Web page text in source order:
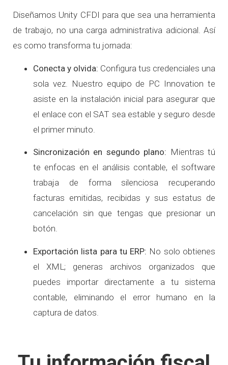
Diseñamos Unity CFDI para que sea una herramienta
de trabajo, no una carga administrativa adicional. Así
es como transforma tu jornada:
Conecta y olvida: Configura tus credenciales una
sola vez. Nuestro equipo de PC Innovation te
asiste en la instalación inicial para asegurar que
el enlace con el SAT sea estable y seguro desde
el primer minuto.
Sincronización en segundo plano: Mientras tú
te enfocas en el análisis contable, el software
trabaja de forma silenciosa recuperando
facturas emitidas, recibidas y sus estatus de
cancelación sin que tengas que presionar un
botón.
Exportación lista para tu ERP: No solo obtienes
el XML; generas archivos organizados que
puedes importar directamente a tu sistema
contable, eliminando el error humano en la
captura de datos.